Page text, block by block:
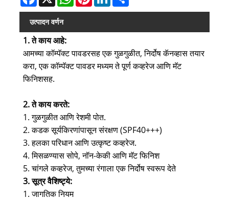
उत्पादन वर्णन
1. ते काय आहे:
आमच्या कॉम्पॅक्ट पावडरसह एक गुळगुळीत, निर्दोष कॅनव्हास तयार
करा, एक कॉम्पॅक्ट पावडर मध्यम ते पूर्ण कव्हरेज आणि मॅट
फिनिशसह.
2. ते काय करते:
1. गुळगुळीत आणि रेशमी पोत.
2. कडक सूर्यकिरणांपासून संरक्षण (SPF40+++)
3. हलका परिधान आणि उत्कृष्ट कव्हरेज.
4. मिसळण्यास सोपे, नॉन-केकी आणि मॅट फिनिश
5. चांगले कव्हरेज, तुमच्या रंगाला एक निर्दोष स्वरूप देते
3. सूत्र वैशिष्ट्ये:
1. जागतिक नियम